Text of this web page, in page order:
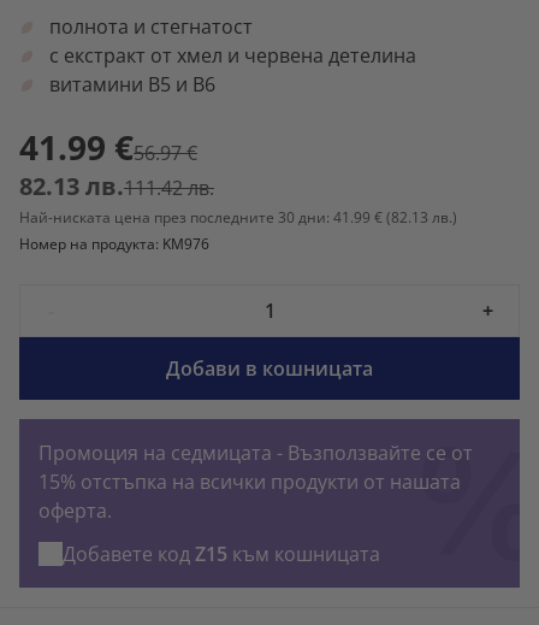
полнота и стегнатост
с екстракт от хмел и червена детелина
витамини B5 и B6
41.99 €56.97 €
82.13 лв.111.42 лв.
Най-ниската цена през последните 30 дни: 41.99 €(82.13 лв.)
Номер на продукта: KM976
+
Добави в кошницата
Промоция на седмицата - Възползвайте се от
15% отстъпка на всички продукти от нашата
оферта.
Добавете кодZ15 към кошницата